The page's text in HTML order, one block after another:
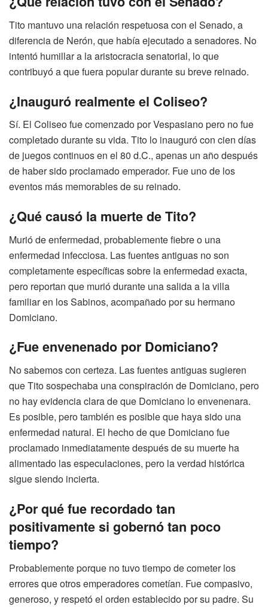
Tito mantuvo una relación respetuosa con el Senado, a
diferencia de Nerón, que había ejecutado a senadores. No
intentó humillar a la aristocracia senatorial, lo que
contribuyó a que fuera popular durante su breve reinado.
¿Inauguró realmente el Coliseo?
Sí. El Coliseo fue comenzado por Vespasiano pero no fue
completado durante su vida. Tito lo inauguró con cien días
de juegos continuos en el 80 d.C., apenas un año después
de haber sido proclamado emperador. Fue uno de los
eventos más memorables de su reinado.
¿Qué causó la muerte de Tito?
Murió de enfermedad, probablemente fiebre o una
enfermedad infecciosa. Las fuentes antiguas no son
completamente específicas sobre la enfermedad exacta,
pero reportan que murió durante una salida a la villa
familiar en los Sabinos, acompañado por su hermano
Domiciano.
¿Fue envenenado por Domiciano?
No sabemos con certeza. Las fuentes antiguas sugieren
que Tito sospechaba una conspiración de Domiciano, pero
no hay evidencia clara de que Domiciano lo envenenara.
Es posible, pero también es posible que haya sido una
enfermedad natural. El hecho de que Domiciano fue
proclamado inmediatamente después de su muerte ha
alimentado las especulaciones, pero la verdad histórica
sigue siendo incierta.
¿Por qué fue recordado tan
positivamente si gobernó tan poco
tiempo?
Probablemente porque no tuvo tiempo de cometer los
errores que otros emperadores cometían. Fue compasivo,
generoso, y respetó el orden establecido por su padre. Su